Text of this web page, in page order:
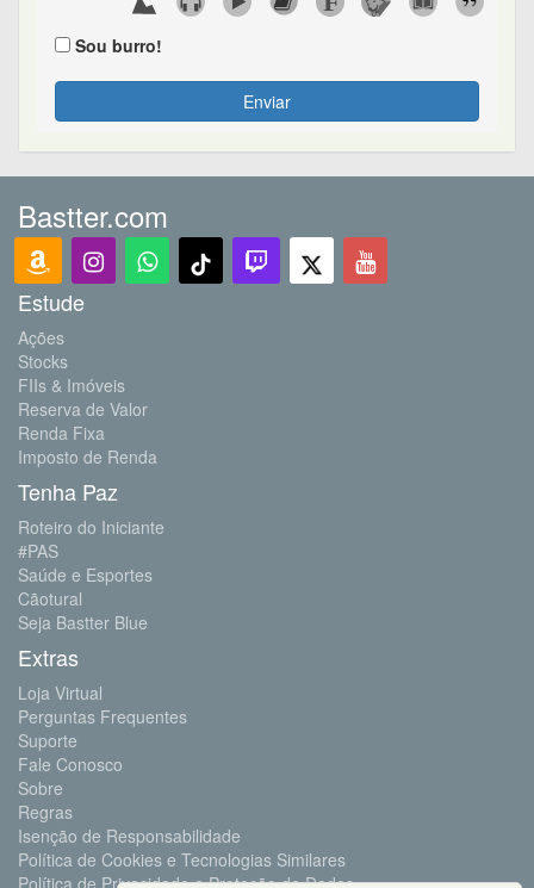
Sou burro!
Enviar
Bastter.com
Estude
Ações
Stocks
FIIs & Imóveis
Reserva de Valor
Renda Fixa
Imposto de Renda
Tenha Paz
Roteiro do Iniciante
#PAS
Saúde e Esportes
Cãotural
Seja Bastter Blue
Extras
Loja Virtual
Perguntas Frequentes
Suporte
Fale Conosco
Sobre
Regras
Isenção de Responsabilidade
Política de Cookies e Tecnologias Similares